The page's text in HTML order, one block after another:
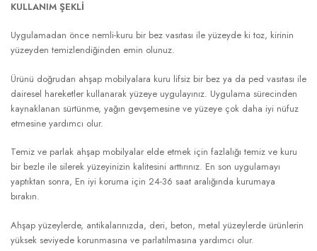
KULLANIM ŞEKLİ
Uygulamadan önce nemli-kuru bir bez vasıtası ile yüzeyde ki toz, kirinin
yüzeyden temizlendiğinden emin olunuz.
Ürünü doğrudan ahşap mobilyalara kuru lifsiz bir bez ya da ped vasıtası ile
dairesel hareketler kullanarak yüzeye uygulayınız. Uygulama sürecinden
kaynaklanan sürtünme, yağın gevşemesine ve yüzeye çok daha iyi nüfuz
etmesine yardımcı olur.
Temiz ve parlak ahşap mobilyalar elde etmek için fazlalığı temiz ve kuru
bir bezle ile silerek yüzeyinizin kalitesini arttırınız. En son uygulamayı
yaptıktan sonra, En iyi koruma için 24-36 saat aralığında kurumaya
bırakın.
Ahşap yüzeylerde, antikalarınızda, deri, beton, metal yüzeylerde ürünlerin
yüksek seviyede korunmasına ve parlatılmasına yardımcı olur.